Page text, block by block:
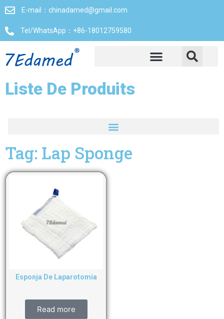
E-mail：chinadamed@gmail.com
Tel/WhatsApp：+86-18012759580
Liste De Produits
Tag: Lap Sponge
Esponja De Laparotomia
Read more